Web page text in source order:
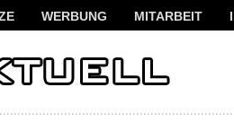
WERBUNG MITARBEIT